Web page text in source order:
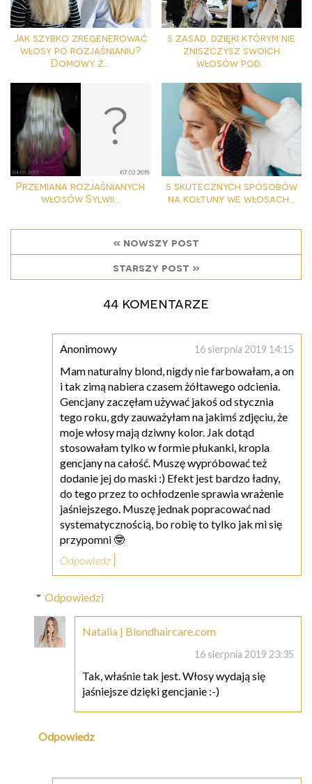
Jak szybko zregenerować
włosy po rozjaśnianiu?
Domowy z...
5 zasad, dzięki którym nie
zniszczysz swoich
włosów pod...
Przemiana rozjaśnianych
włosów Sylwii...
5 skutecznych sposobów
na kołtuny we włosach...
« nowszy post
starszy post »
44 komentarze
Anonimowy 16 sierpnia 2019 14:15
Mam naturalny blond, nigdy nie farbowałam, a on
i tak zimą nabiera czasem żółtawego odcienia.
Gencjany zaczęłam używać jakoś od stycznia
tego roku, gdy zauważyłam na jakimś zdjęciu, że
moje włosy mają dziwny kolor. Jak dotąd
stosowałam tylko w formie płukanki, kropla
gencjany na całość. Muszę wypróbować też
dodanie jej do maski :) Efekt jest bardzo ładny,
do tego przez to ochłodzenie sprawia wrażenie
jaśniejszego. Muszę jednak popracować nad
systematycznością, bo robię to tylko jak mi się
przypomni 🤓
Odpowiedz
Odpowiedzi
Natalia | Blondhaircare.com
16 sierpnia 2019 23:35
Tak, właśnie tak jest. Włosy wydają się
jaśniejsze dzięki gencjanie :-)
Odpowiedz